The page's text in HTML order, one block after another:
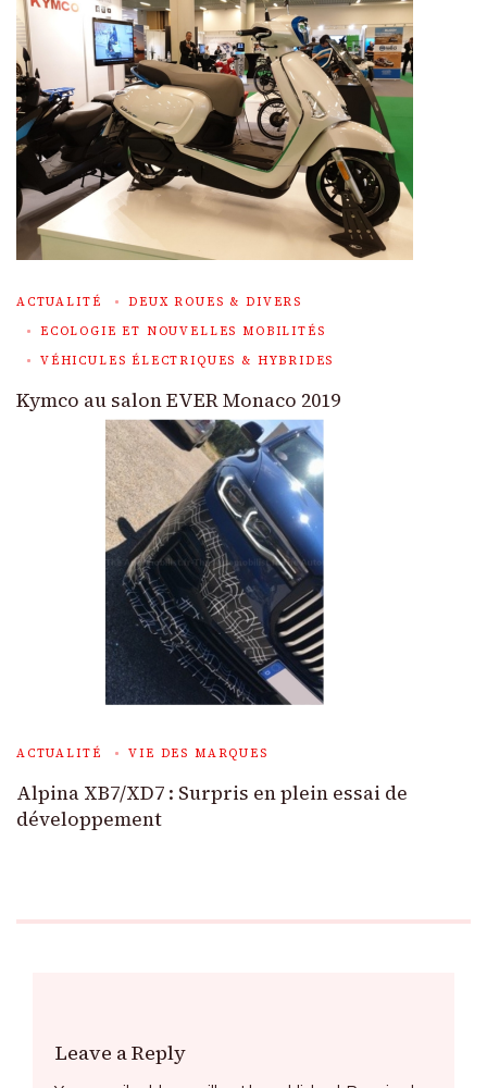
ACTUALITÉ
DEUX ROUES & DIVERS
ECOLOGIE ET NOUVELLES MOBILITÉS
VÉHICULES ÉLECTRIQUES & HYBRIDES
Kymco au salon EVER Monaco 2019
ACTUALITÉ VIE DES MARQUES
Alpina XB7/XD7 : Surpris en plein essai de
développement
Leave a Reply